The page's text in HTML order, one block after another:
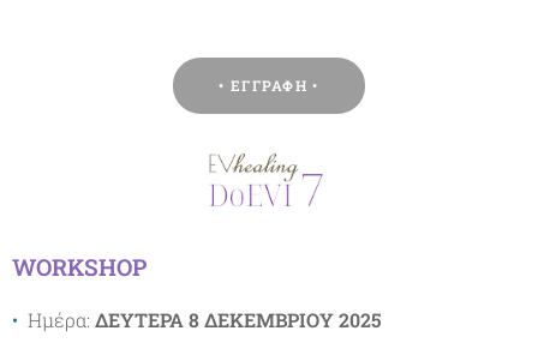
• ΕΓΓΡΑΦΗ •
WORKSHOP
• Ημέρα: ΔΕΥΤΕΡΑ 8 ΔΕΚΕΜΒΡΙΟΥ2025